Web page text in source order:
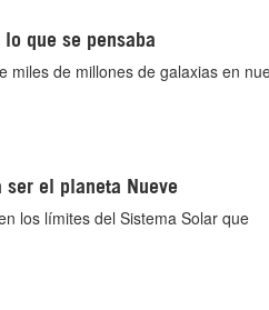
lo que se pensaba
miles de millones de galaxias en
ser el planeta Nueve
los límites del Sistema Solar que